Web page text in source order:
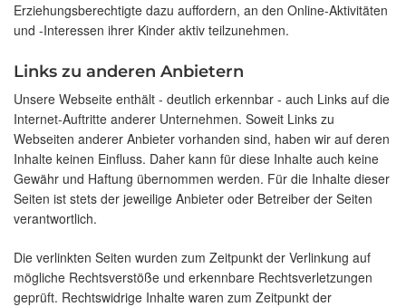
Erziehungsberechtigte dazu auffordern, an den Online-Aktivitäten
und -Interessen ihrer Kinder aktiv teilzunehmen.
Links zu anderen Anbietern
Unsere Webseite enthält - deutlich erkennbar - auch Links auf die
Internet-Auftritte anderer Unternehmen. Soweit Links zu
Webseiten anderer Anbieter vorhanden sind, haben wir auf deren
Inhalte keinen Einfluss. Daher kann für diese Inhalte auch keine
Gewähr und Haftung übernommen werden. Für die Inhalte dieser
Seiten ist stets der jeweilige Anbieter oder Betreiber der Seiten
verantwortlich.
Die verlinkten Seiten wurden zum Zeitpunkt der Verlinkung auf
mögliche Rechtsverstöße und erkennbare Rechtsverletzungen
geprüft. Rechtswidrige Inhalte waren zum Zeitpunkt der